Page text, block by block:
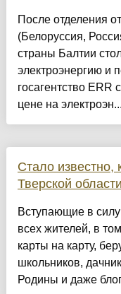
После отделения
(Белоруссия,
страны Балтии
электроэнергию и
госагентство ERR
цене на электроэн...
Стало известно,
Тверской
Вступающие в силу
всех жителей, в
карты на карту,
школьников,
Родины и даже